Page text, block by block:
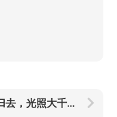
觉光长老生平事略——觉世匡时西归去，光照大千乘愿来